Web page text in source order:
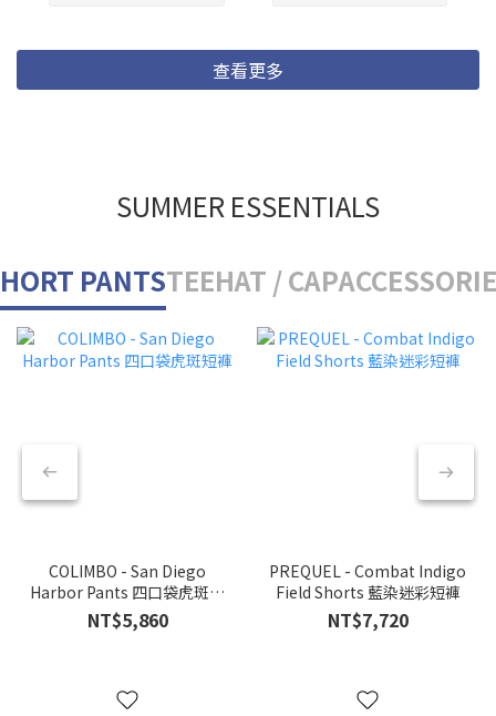
查看更多
SUMMER ESSENTIALS
PANTSTEEHAT / CAP
COLIMBO - San Diego
Harbor Pants 四口袋虎斑短
褲
NT$5,860
PREQUEL - Combat Indigo
Field Shorts 藍染迷彩短褲
NT$7,720